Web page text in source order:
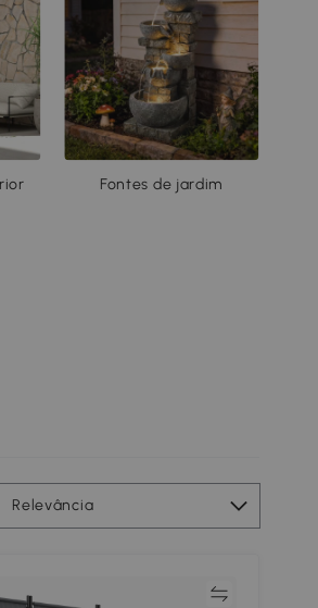
Fontes de jardim
Relevância